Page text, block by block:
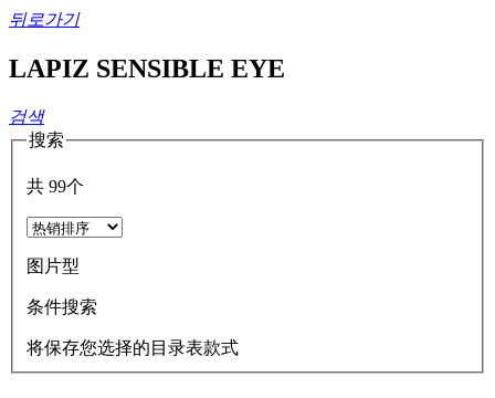
뒤로가기
LAPIZ SENSIBLE EYE
검색
搜索
共 99个
图片型
条件搜索
将保存您选择的目录表款式